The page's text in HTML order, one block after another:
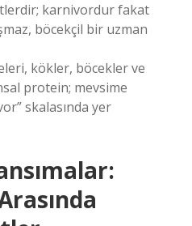
karnivordur fakat
böcekçil bir uzman
kökler, böcekler ve
protein; mevsime
skalasında yer